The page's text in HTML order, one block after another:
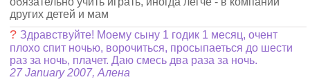
других детей и мам
? Здравствуйте! Моему сыну 1 годик 1 месяц, очент
плохо спит ночью, ворочиться, просыпаеться до шести
раз за ночь, плачет. Даю смесь два раза за ночь.
27 January 2007, Алена